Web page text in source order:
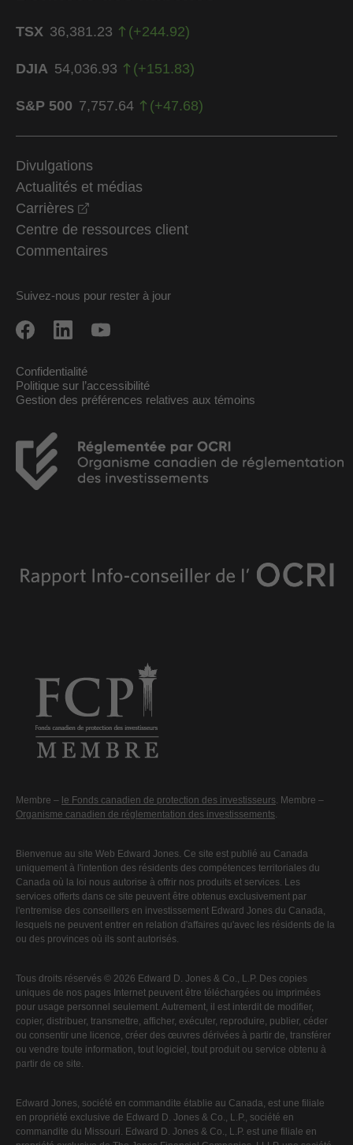
TSX 36,381.23 (+244.92)
DJIA 54,036.93 (+151.83)
S&P 500 7,757.64 (+47.68)
Divulgations
Actualités et médias
Carrières
Centre de ressources client
Commentaires
Suivez-nous pour rester à jour
Confidentialité
Politique sur l’accessibilité
Gestion des préférences relatives aux témoins
Membre – le Fonds canadien de protection des investisseurs. Membre –
Organisme canadien de réglementation des investissements.
Bienvenue au site Web Edward Jones. Ce site est publié au Canada
uniquement à l'intention des résidents des compétences territoriales du
Canada où la loi nous autorise à offrir nos produits et services. Les
services offerts dans ce site peuvent être obtenus exclusivement par
l'entremise des conseillers en investissement Edward Jones du Canada,
lesquels ne peuvent entrer en relation d'affaires qu'avec les résidents de la
ou des provinces où ils sont autorisés.
Tous droits réservés © 2026 Edward D. Jones & Co., L.P. Des copies
uniques de nos pages Internet peuvent être téléchargées ou imprimées
pour usage personnel seulement. Autrement, il est interdit de modifier,
copier, distribuer, transmettre, afficher, exécuter, reproduire, publier, céder
ou consentir une licence, créer des œuvres dérivées à partir de, transférer
ou vendre toute information, tout logiciel, tout produit ou service obtenu à
partir de ce site.
Edward Jones, société en commandite établie au Canada, est une filiale
en propriété exclusive de Edward D. Jones & Co., L.P., société en
commandite du Missouri. Edward D. Jones & Co., L.P. est une filiale en